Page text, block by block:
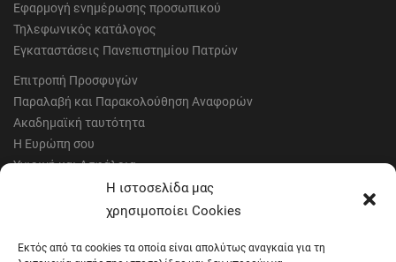
Η ιστοσελίδα μας
χρησιμοποίει Cookies
Εκτός από τα cookies τα οποία είναι απολύτως αναγκαία για τη
Εφαρμογή ενημέρωσης προσωπικού
Τηλεφωνικός κατάλογος
Εγκαταστάσεις Πανεπιστημίου Πατρών
Επιτροπή Προσφυγών
Παραλαβή και Παρακολούθηση Αναφορών
Ακαδημαϊκή ταυτότητα
Η Ευρώπη σου
Υγιεινή και Ασφάλεια
Έντυπα Οικονομικής Υπηρεσίας
Έντυπα Διοικητικών Υπηρεσιών
Μητρώα αξιολογητών